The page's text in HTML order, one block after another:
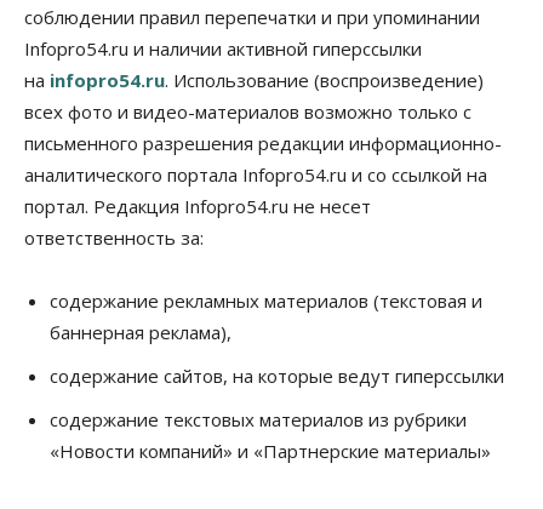
Бизнес Общество
Новосибирцы купили почти 500 тонн
безлактозной молочной продукции
09 Августа 2026, 17:00
Бизнес Власть
Транспортный коридор Абакан-Бийск предлагают
строить по концессии
09 Августа 2026, 16:00
муниципальное имущество в Новосибирске
09 Августа 2026, 15:00
Общество
стало плохо во время полета
09 Августа 2026, 14:30
соблюдении правил перепечатки и при упоминании
Infopro54.ru и наличии активной гиперссылки
на infopro54.ru. Использование (воспроизведение)
всех фото и видео-материалов возможно только с
письменного разрешения редакции информационно-
аналитического портала Infopro54.ru и со ссылкой на
портал. Редакция Infopro54.ru не несет
ответственность за:
содержание рекламных материалов (текстовая и
баннерная реклама),
содержание сайтов, на которые ведут гиперссылки
содержание текстовых материалов из рубрики
«Новости компаний» и «Партнерские материалы»